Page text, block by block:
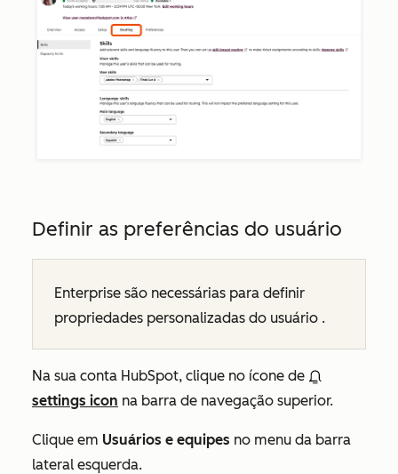
Definir as preferências do usuário
Enterprise são necessárias para definir
propriedades personalizadas do usuário .
Na sua conta HubSpot, clique no ícone de
settings icon na barra de navegação superior.
Clique em Usuários e equipes no menu da barra
lateral esquerda.